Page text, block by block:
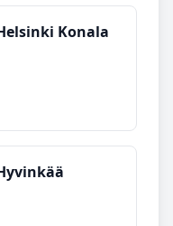
Konala